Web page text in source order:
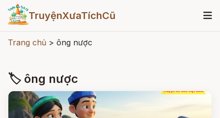
TruyệnXưaTíchCũ
Trang chủ > ông nược
🏷 ông nược